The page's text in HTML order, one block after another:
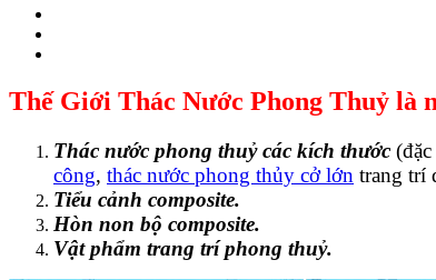
Thế Giới Thác Nước Phong Thuỷ là
Thác nước phong thuỷ các kích thước
công, thác nước phong thủy cở lớn trang trí
Tiểu cảnh composite.
Hòn non bộ composite.
Vật phẩm trang trí phong thuỷ.